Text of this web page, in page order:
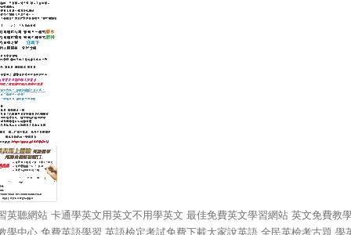
英聽網站 卡通學英文用英文不用學英文 最佳免費英文學習網站 英文免費教
學中心 免費英語學習 英語檢定考試免費下載大家說英語 全民英檢考古題 學